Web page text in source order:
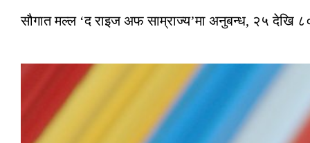
सौगात मल्ल ‘द राइज अफ साम्राज्य’मा अनुबन्ध, २५ देखि